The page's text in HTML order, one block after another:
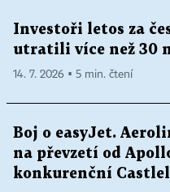
Investoři letos za
utratili více než 30
14. 7. 2026 ▪ 5 min. čtení
Boj o easyJet.
na převzetí od
konkurenční